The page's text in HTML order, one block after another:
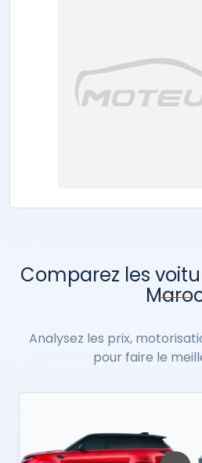
Comparez les
Analysez les prix,
pour faire le